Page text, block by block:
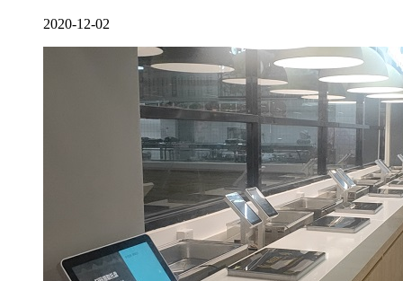
2020-12-02